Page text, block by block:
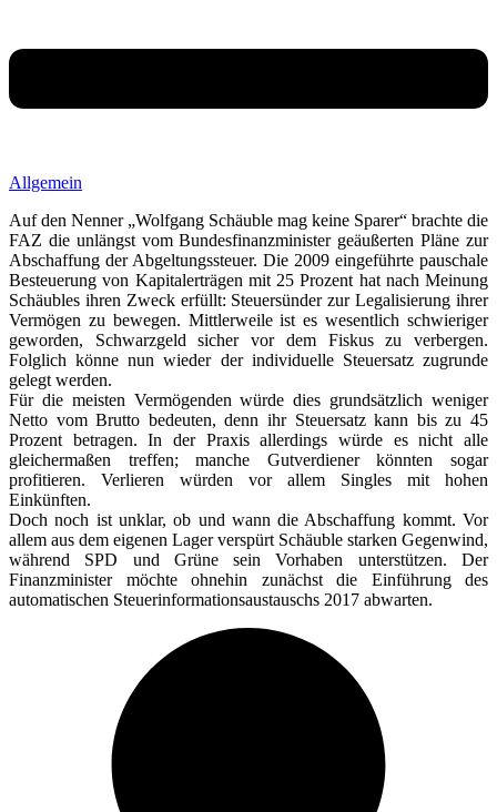
Allgemein
Auf den Nenner „Wolfgang Schäuble mag keine Sparer“ brachte die
FAZ die unlängst vom Bundesfinanzminister geäußerten Pläne zur
Abschaffung der Abgeltungssteuer. Die 2009 eingeführte pauschale
Besteuerung von Kapitalerträgen mit 25 Prozent hat nach Meinung
Schäubles ihren Zweck erfüllt: Steuersünder zur Legalisierung ihrer
Vermögen zu bewegen. Mittlerweile ist es wesentlich schwieriger
geworden, Schwarzgeld sicher vor dem Fiskus zu verbergen.
Folglich könne nun wieder der individuelle Steuersatz zugrunde
gelegt werden.
Für die meisten Vermögenden würde dies grundsätzlich weniger
Netto vom Brutto bedeuten, denn ihr Steuersatz kann bis zu 45
Prozent betragen. In der Praxis allerdings würde es nicht alle
gleichermaßen treffen; manche Gutverdiener könnten sogar
profitieren. Verlieren würden vor allem Singles mit hohen
Einkünften.
Doch noch ist unklar, ob und wann die Abschaffung kommt. Vor
allem aus dem eigenen Lager verspürt Schäuble starken Gegenwind,
während SPD und Grüne sein Vorhaben unterstützen. Der
Finanzminister möchte ohnehin zunächst die Einführung des
automatischen Steuerinformationsaustauschs 2017 abwarten.